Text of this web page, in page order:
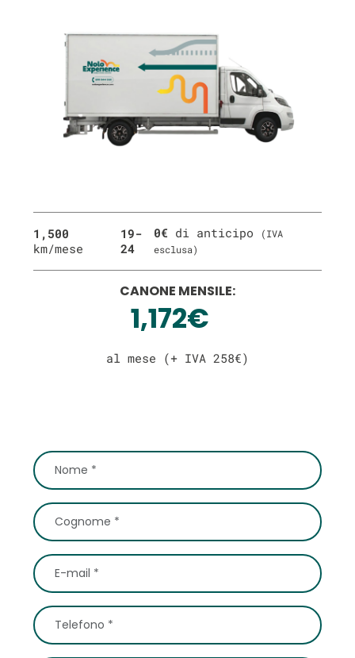
1,500
km/mese
19-
24
0€ di anticipo
(IVA
esclusa)
CANONE MENSILE:
1,172€
al mese (+ IVA 258€)